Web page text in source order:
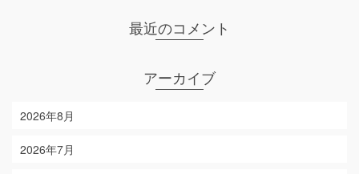
最近のコメント
アーカイブ
2026年8月
2026年7月